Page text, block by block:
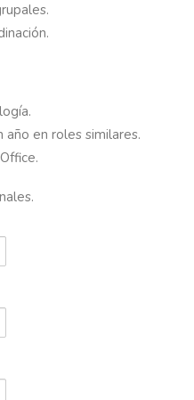
año en roles similares.